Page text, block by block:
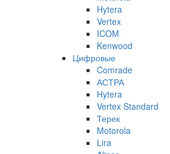
Hytera
Vertex
ICOM
Kenwood
Цифровые
Comrade
АСТРА
Hytera
Vertex Standard
Терек
Motorola
Lira